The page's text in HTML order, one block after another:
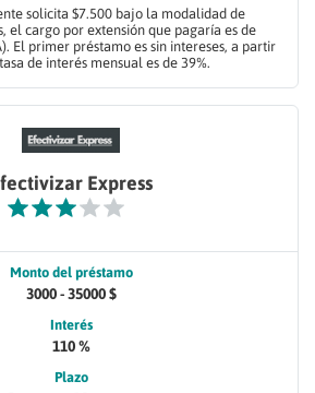
solicita $7.500 bajo la modalidad de
el cargo por extensión que pagaría es de
El primer préstamo es sin intereses, a partir
de interés mensual es de 39%.
Express
Monto del préstamo
3000 - 35000 $
Interés
110 %
Plazo